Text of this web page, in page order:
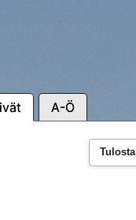
A-Ö
Tulosta